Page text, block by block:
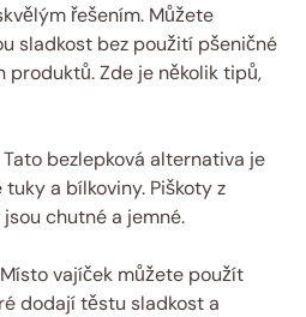
řešením. Můžete
sladkost bez použití pšeničné
produktů. Zde je několik tipů,
Tato bezlepková alternativa je
a bílkoviny. Piškoty z
chutné a jemné.
Místo vajíček můžete použít
dodají těstu sladkost a